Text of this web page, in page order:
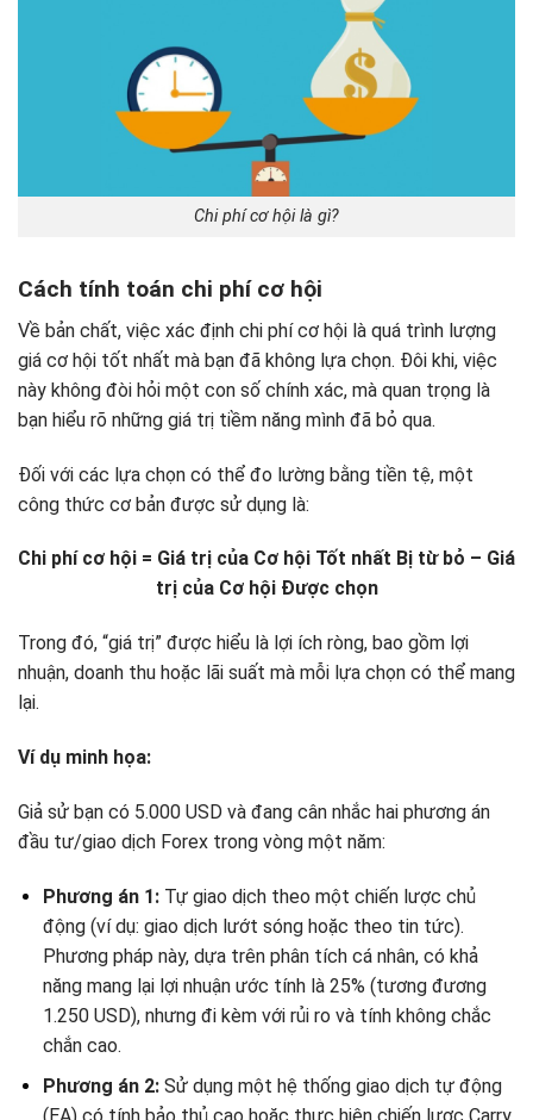
Chi phí cơ hội là gì?
Cách tính toán chi phí cơ hội
Về bản chất, việc xác định chi phí cơ hội là quá trình lượng
giá cơ hội tốt nhất mà bạn đã không lựa chọn. Đôi khi, việc
này không đòi hỏi một con số chính xác, mà quan trọng là
bạn hiểu rõ những giá trị tiềm năng mình đã bỏ qua.
Đối với các lựa chọn có thể đo lường bằng tiền tệ, một
công thức cơ bản được sử dụng là:
Chi phí cơ hội = Giá trị của Cơ hội Tốt nhất Bị từ bỏ – Giá
trị của Cơ hội Được chọn
Trong đó, “giá trị” được hiểu là lợi ích ròng, bao gồm lợi
nhuận, doanh thu hoặc lãi suất mà mỗi lựa chọn có thể mang
lại.
Ví dụ minh họa:
Giả sử bạn có 5.000 USD và đang cân nhắc hai phương án
đầu tư/giao dịch Forex trong vòng một năm:
Phương án 1:Tự giao dịch theo một chiến lược chủ
động (ví dụ: giao dịch lướt sóng hoặc theo tin tức).
Phương pháp này, dựa trên phân tích cá nhân, có khả
năng mang lại lợi nhuận ước tính là 25% (tương đương
1.250 USD), nhưng đi kèm với rủi ro và tính không chắc
chắn cao.
Phương án 2:Sử dụng một hệ thống giao dịch tự động